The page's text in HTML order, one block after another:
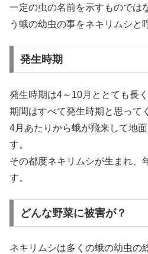
一定の虫の名前を示すものでは
う蛾の幼虫の事をネキリムシと
発生時期
発生時期は4～10月ととても長
期間はすべて発生時期と思って
4月あたりから蛾が飛来して地
す。
その都度ネキリムシが生まれ、
す。
どんな野菜に被害が？
ネキリムシは多くの蛾の幼虫の